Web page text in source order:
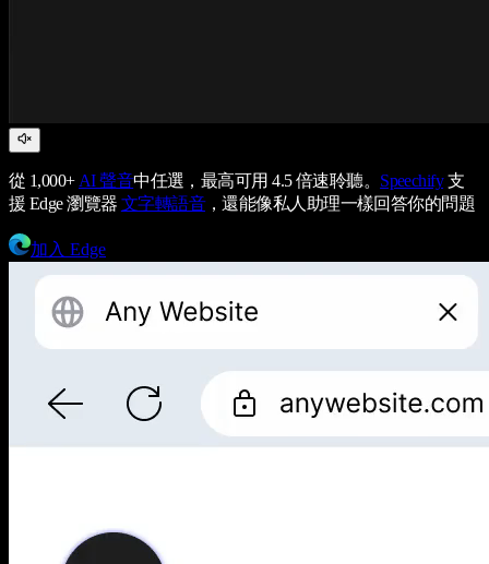
從 1,000+ AI 聲音中任選，最高可用 4.5 倍速聆聽。 Speechify支
援 Edge 瀏覽器 文字轉語音，還能像私人助理一樣回答你的問題
加入 Edge